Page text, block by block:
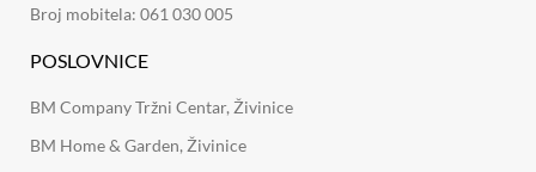
Broj mobitela: 061 030 005
POSLOVNICE
BM Company Tržni Centar, Živinice
BM Home & Garden, Živinice